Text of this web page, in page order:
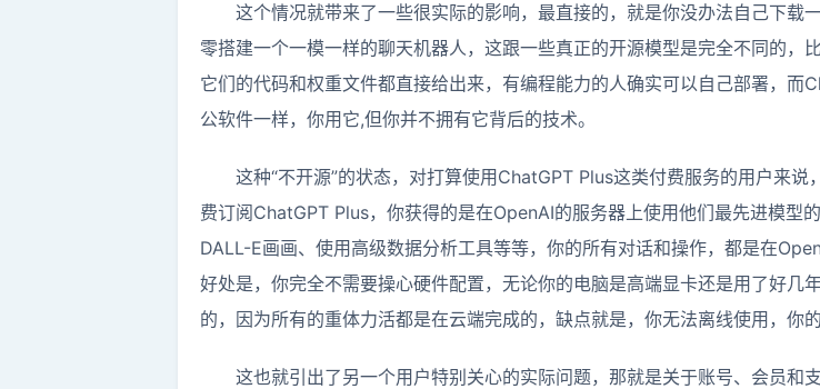
这个情况就带来了一些很实际的影响，最直接的，就是你没办法自己下
零搭建一个一模一样的聊天机器人，这跟一些真正的开源模型是完全不同的，
它们的代码和权重文件都直接给出来，有编程能力的人确实可以自己部署，
公软件一样，你用它,但你并不拥有它背后的技术。
这种“不开源”的状态，对打算使用ChatGPT Plus这类付费服务的用户来
费订阅ChatGPT Plus，你获得的是在OpenAI的服务器上使用他们最先进模型
DALL-E画画、使用高级数据分析工具等等，你的所有对话和操作，都是在
好处是，你完全不需要操心硬件配置，无论你的电脑是高端显卡还是用了好几
的，因为所有的重体力活都是在云端完成的，缺点就是，你无法离线使用，你
这也就引出了另一个用户特别关心的实际问题，那就是关于账号、会员和